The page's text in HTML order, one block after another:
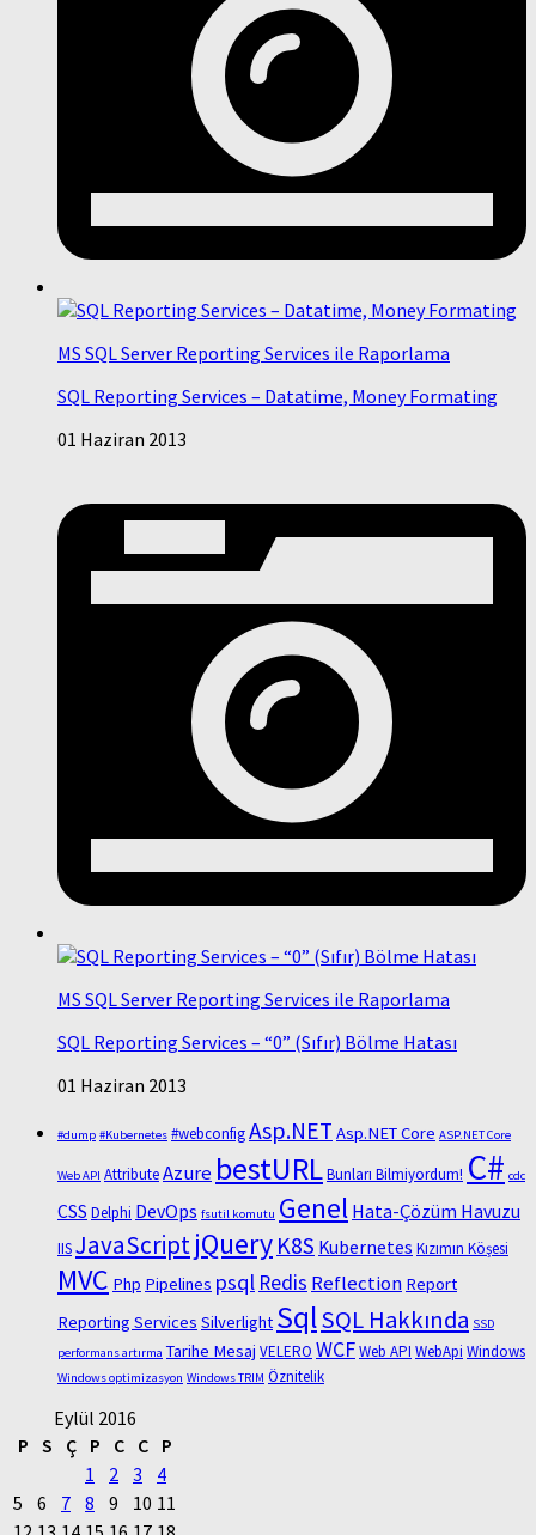
MS SQL Server Reporting Services ile Raporlama
SQL Reporting Services – Datatime, Money Formating
01 Haziran 2013
MS SQL Server Reporting Services ile Raporlama
SQL Reporting Services – “0” (Sıfır) Bölme Hatası
01 Haziran 2013
#dump #Kubernetes #webconfigAsp.NET Asp.NET Core ASP.NET Core
Web API AttributeAzure bestURLBunları Bilmiyordum! C# cdc
CSS Delphi DevOps fsutil komutu Genel Hata-Çözüm Havuzu
IISJavaScriptjQuery K8S Kubernetes Kızımın Köşesi
MVC Php Pipelines psql Redis Reflection Report
Reporting Services Silverlight SqlSQL Hakkında SSD
performans artırma Tarihe Mesaj VELERO WCFWeb API WebApi Windows
Windows optimizasyon Windows TRIM Öznitelik
Eylül 2016
P S Ç P C C
P
1
2 3
4
5
6 7 8 9 10 11